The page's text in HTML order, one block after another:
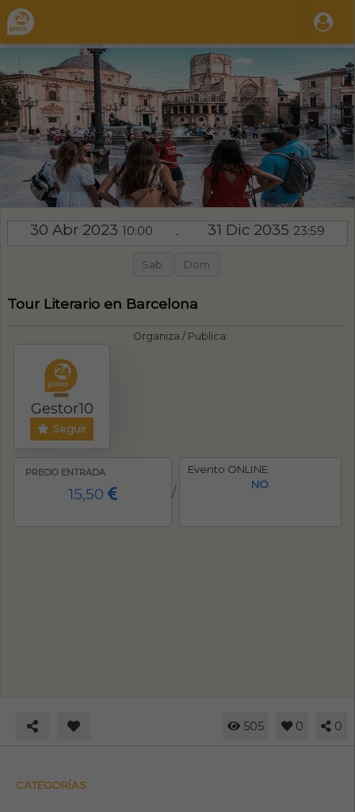
❮ ❯
30 Abr 202310:00 - 31 Dic 2035 23:59
Sab. Dom.
Tour Literario en Barcelona
Organiza / Publica:
Gestor10
Seguir
PRECIO ENTRADA
15,50 /
Evento ONLINE
NO
505 0 0
CATEGORÍAS